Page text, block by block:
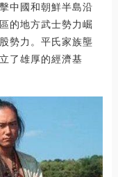
中國和朝鮮半島沿
的地方武士勢力崛
勢力。平氏家族壟
了雄厚的經濟基